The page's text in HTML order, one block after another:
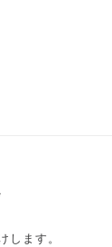
ます。